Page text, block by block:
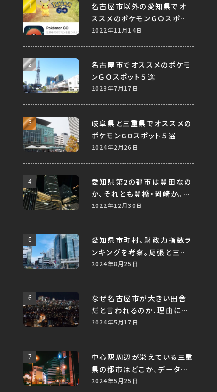
名古屋市以外の愛知県でオ
ススメのポケモンＧＯスポット
５選
2022年11月14日
名古屋市でオススメのポケモ
ンＧＯスポット５選
2023年7月17日
岐阜県と三重県でオススメの
ポケモンGOスポット５選
2024年2月26日
愛知県第2の都市は豊田なの
か、それとも豊橋・岡崎か。
様々なデータから考察する。
2022年12月30日
愛知県市町村、財政力指数ラ
ンキングを考察。尾張と三河、
地方で比較すると差はあるの
2024年8月25日
なぜ名古屋市が大きい田舎
だと言われるのか、理由につ
いて考察してみる
2024年5月17日
中心駅周辺が栄えている三重
県の都市はどこか、データか
ら分析してみる
2024年5月25日